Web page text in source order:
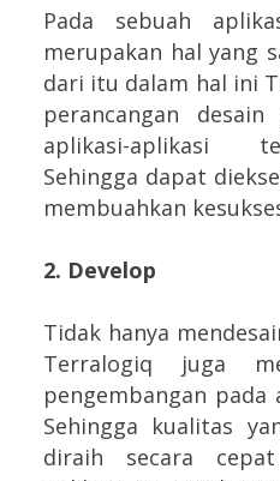
Pada sebuah
merupakan hal yang
dari itu dalam hal ini
perancangan
aplikasi-aplikasi
Sehingga dapat
membuahkan
2. Develop
Tidak hanya
Terralogiq juga
pengembangan
Sehingga kualitas
diraih secara